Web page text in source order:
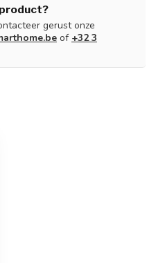
gerust onze
of +32 3